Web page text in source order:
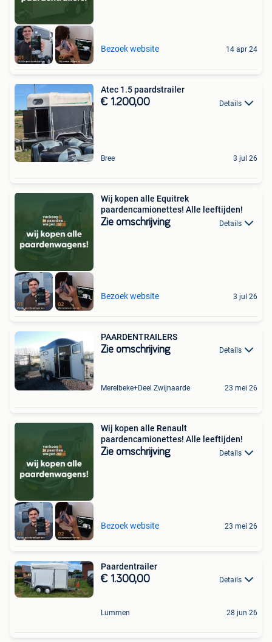
Bezoek website 14 apr 24
Atec 1.5 paardstrailer
€ 1.200,00 Details
Bree 3 jul 26
Wij kopen alle Equitrek
paardencamionettes! Alle leeftijden!
Zie omschrijving Details
Bezoek website 3 jul 26
PAARDENTRAILERS
Zie omschrijving Details
Merelbeke+Deel Zwijnaarde 23 mei 26
Wij kopen alle Renault
paardencamionettes! Alle leeftijden!
Zie omschrijving Details
Bezoek website 23 mei 26
Paardentrailer
€ 1.300,00 Details
Lummen 28 jun 26